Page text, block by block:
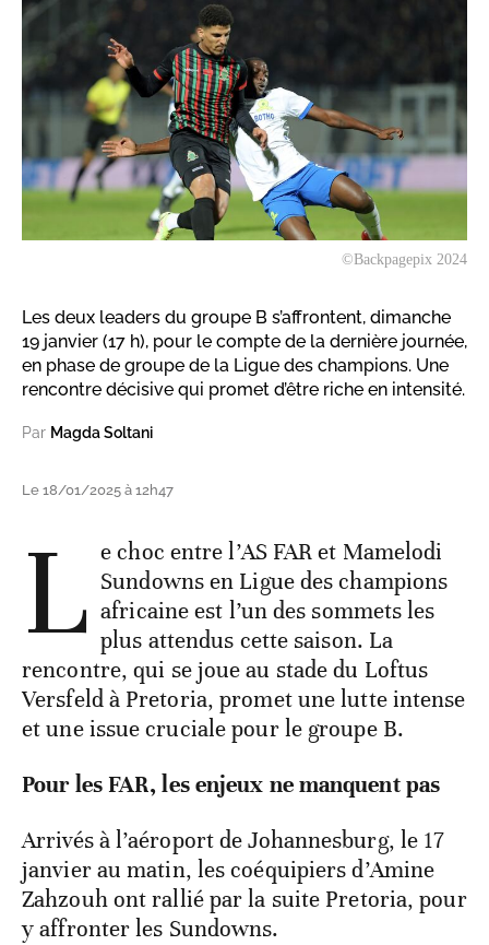
©Backpagepix 2024
Les deux leaders du groupe B s’affrontent, dimanche
19 janvier (17 h), pour le compte de la dernière journée,
en phase de groupe de la Ligue des champions. Une
rencontre décisive qui promet d’être riche en intensité.
Par Magda Soltani
Le 18/01/2025 à 12h47
L e choc entre l’AS FAR et Mamelodi
Sundowns en Ligue des champions
africaine est l’un des sommets les
plus attendus cette saison. La
rencontre, qui se joue au stade du Loftus
Versfeld à Pretoria, promet une lutte intense
et une issue cruciale pour le groupe B.
Pour les FAR, les enjeux ne manquent pas
Arrivés à l’aéroport de Johannesburg, le 17
janvier au matin, les coéquipiers d’Amine
Zahzouh ont rallié par la suite Pretoria, pour
y affronter les Sundowns.